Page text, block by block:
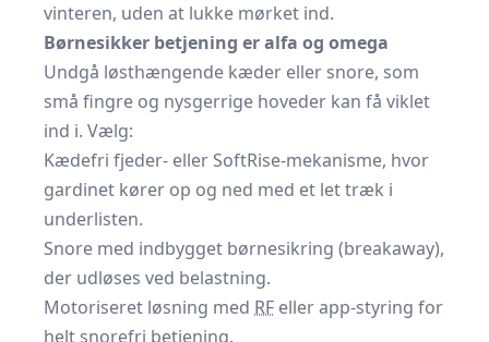
vinteren, uden at lukke mørket ind.
Børnesikker betjening er alfa og omega
Undgå løsthængende kæder eller snore, som
små fingre og nysgerrige hoveder kan få viklet
ind i. Vælg:
Kædefri fjeder- eller SoftRise-mekanisme, hvor
gardinet kører op og ned med et let træk i
underlisten.
Snore med indbygget børnesikring (breakaway),
der udløses ved belastning.
Motoriseret løsning med RF eller app-styring for
helt snorefri betjening.